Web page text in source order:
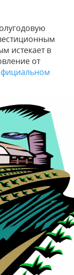
истекает в
от